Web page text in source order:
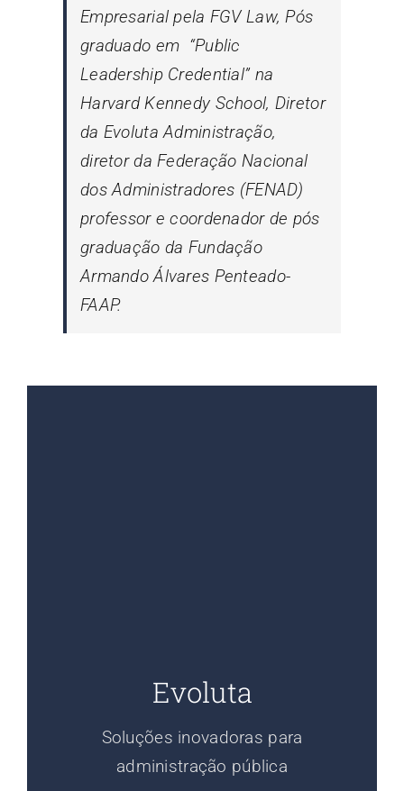
Empresarial pela FGV Law, Pós
graduado em “Public
Leadership Credential” na
Harvard Kennedy School, Diretor
da Evoluta Administração,
diretor da Federação Nacional
dos Administradores (FENAD)
professor e coordenador de pós
graduação da Fundação
Armando Álvares Penteado-
FAAP.
Evoluta
Soluções inovadoras para
administração pública